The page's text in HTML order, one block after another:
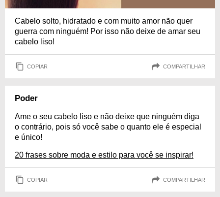
Cabelo solto, hidratado e com muito amor não quer
guerra com ninguém! Por isso não deixe de amar seu
cabelo liso!
COPIAR COMPARTILHAR
Poder
Ame o seu cabelo liso e não deixe que ninguém diga
o contrário, pois só você sabe o quanto ele é especial
e único!
20 frases sobre moda e estilo para você se inspirar!
COPIAR COMPARTILHAR